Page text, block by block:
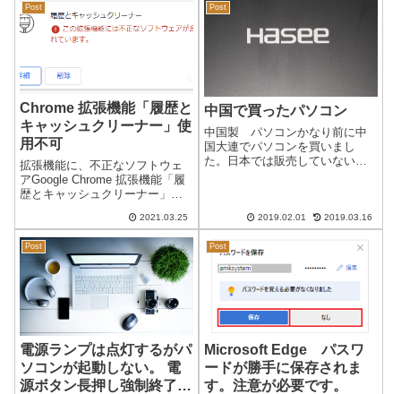
グ や CSS で右クリックやドラ
ッグを禁止にでき...
て治ることを願っ...
Post
Chrome 拡張機能「履歴と
キャッシュクリーナー」使
用不可
拡張機能に、不正なソフトウェ
アGoogle Chrome 拡張機能「履
歴とキャッシュクリーナー」
歴とキャッシュクリーナー」が
使用できなくなりました。メッ
セージ履歴とキャッシュクリー
ナー！この拡張機能...
2021.03.25
Post
中国で買ったパソコン
中国製 パソコンかなり前に中
国大連でパソコンを買いまし
た。日本では販売していない
というメーカーです。電子機器
で急成長した深圳で作っている
と思われま...
2019.02.01 2019.03.16
Post
電源ランプは点灯するがパ
ソコンが起動しない。 電
源ボタン長押し強制終了も
Post
Microsoft Edge パスワ
ードが勝手に保存されま
す。注意が必要です。